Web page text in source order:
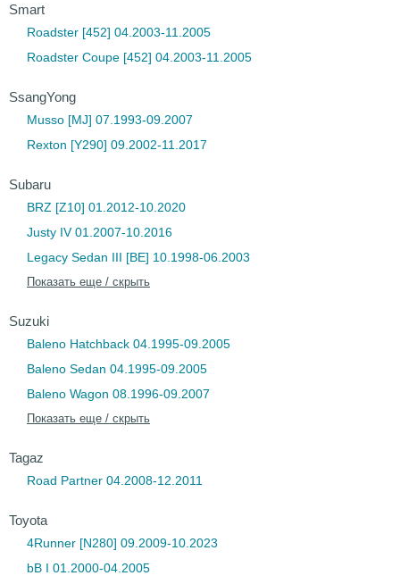
Smart
Roadster [452] 04.2003-11.2005
Roadster Coupe [452] 04.2003-11.2005
SsangYong
Musso [MJ] 07.1993-09.2007
Rexton [Y290] 09.2002-11.2017
Subaru
BRZ [Z10] 01.2012-10.2020
Justy IV 01.2007-10.2016
Legacy Sedan III [BE] 10.1998-06.2003
Показать еще / скрыть
Suzuki
Baleno Hatchback 04.1995-09.2005
Baleno Sedan 04.1995-09.2005
Baleno Wagon 08.1996-09.2007
Показать еще / скрыть
Tagaz
Road Partner 04.2008-12.2011
Toyota
4Runner [N280] 09.2009-10.2023
bB I 01.2000-04.2005